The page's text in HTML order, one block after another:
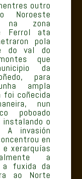
outro
Noroeste
na zona
Ferrol ata
pola
do val do
que
da
para
ampla
coñecida
nun
poboado
o
A invasión
en
xerarquías
a
fuxida da
ao Norte